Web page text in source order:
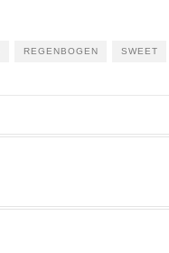
REGENBOGEN SWEET